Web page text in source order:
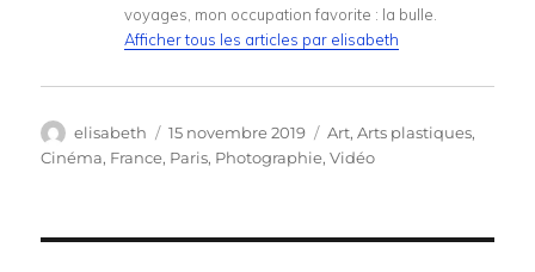
voyages, mon occupation favorite : la bulle.
Afficher tous les articles par elisabeth
Auteur
elisabeth
Publié
le
15 novembre 2019 Catégories
Art,Arts plastiques,
Cinéma, France, Paris, Photographie,Vidéo